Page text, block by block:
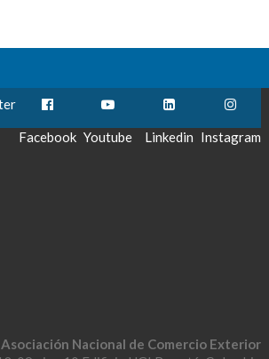
Facebook Youtube Linkedin Instagram
Nacional de Comercio Exterior